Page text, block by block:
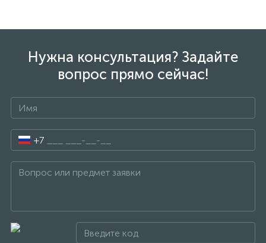
Нужна консультация? Задайте
вопрос прямо сейчас!
+7